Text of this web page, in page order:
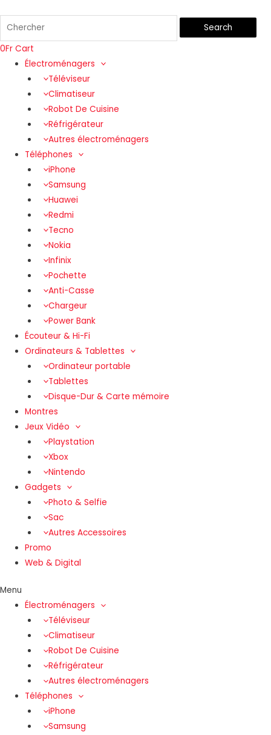
Search
0Fr Cart
Électroménagers
Téléviseur
Climatiseur
Robot De Cuisine
Réfrigérateur
Autres électroménagers
Téléphones
iPhone
Samsung
Huawei
Redmi
Tecno
Nokia
Infinix
Pochette
Anti-Casse
Chargeur
Power Bank
Écouteur & Hi-Fi
Ordinateurs & Tablettes
Ordinateur portable
Tablettes
Disque-Dur & Carte mémoire
Montres
Jeux Vidéo
Playstation
Xbox
Nintendo
Gadgets
Photo & Selfie
Sac
Autres Accessoires
Promo
Web & Digital
Menu
Électroménagers
Téléviseur
Climatiseur
Robot De Cuisine
Réfrigérateur
Autres électroménagers
Téléphones
iPhone
Samsung